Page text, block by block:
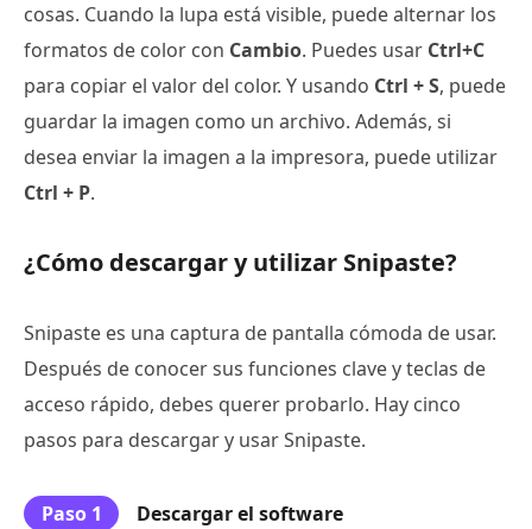
cosas. Cuando la lupa está visible, puede alternar los
formatos de color con Cambio. Puedes usar Ctrl+C
para copiar el valor del color. Y usando Ctrl + S, puede
guardar la imagen como un archivo. Además, si
desea enviar la imagen a la impresora, puede utilizar
Ctrl + P.
¿Cómo descargar y utilizar Snipaste?
Snipaste es una captura de pantalla cómoda de usar.
Después de conocer sus funciones clave y teclas de
acceso rápido, debes querer probarlo. Hay cinco
pasos para descargar y usar Snipaste.
Paso 1
Descargar el software